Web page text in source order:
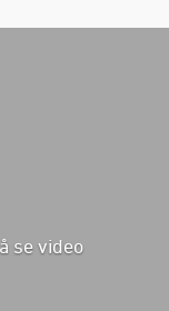
se video